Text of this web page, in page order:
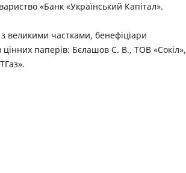
«Банк «Український Капітал».
великими частками, бенефіціари
цінних паперів: Бєлашов С. В., ТОВ «Сокіл»,